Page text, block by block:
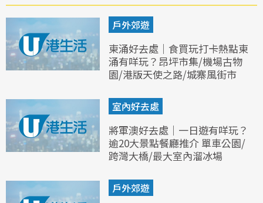
戶外郊遊
東涌好去處｜食買玩打卡熱點東
涌有咩玩？昂坪市集/機場古物
園/港版天使之路/城寨風街市
室內好去處
將軍澳好去處｜一日遊有咩玩？
逾20大景點餐廳推介 單車公園/
跨灣大橋/最大室內溜冰場
戶外郊遊